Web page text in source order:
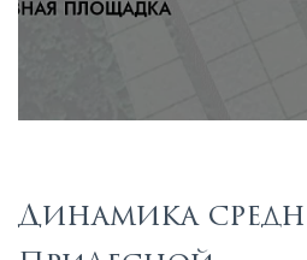
Динамика